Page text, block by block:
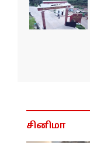
சினிமா